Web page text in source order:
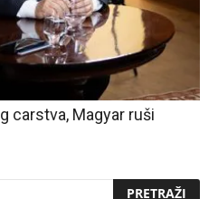
carstva, Magyar ruši